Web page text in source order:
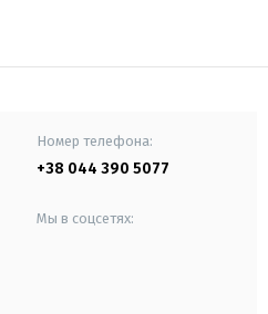
Номер телефона:
+38 044 390 5077
Мы в соцсетях: